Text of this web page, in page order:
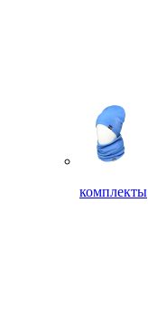
комплекты